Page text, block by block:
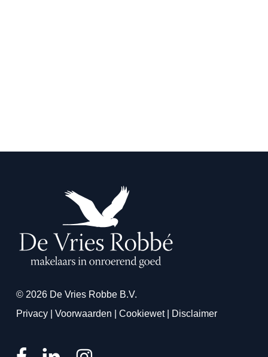
© 2026 De Vries Robbe B.V.
Privacy| Voorwaarden Cookiewet| Disclaimer